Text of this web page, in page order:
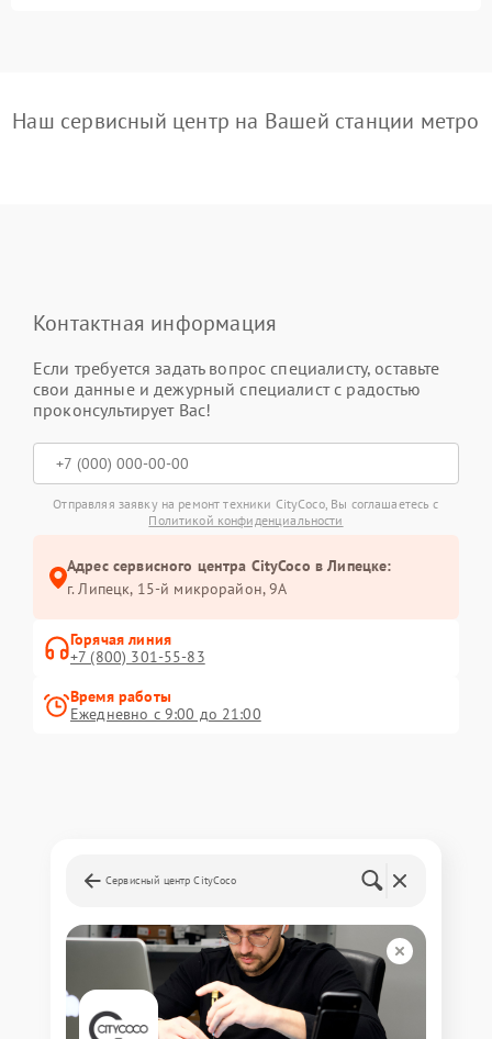
Наш сервисный центр на Вашей станции метро
Контактная информация
Если требуется задать вопрос специалисту, оставьте
свои данные и дежурный специалист с радостью
проконсультирует Вас!
Отправляя заявку на ремонт техники CityCoco, Вы соглашаетесь с
Политикой конфиденциальности
Адрес сервисного центра CityCoco в Липецке:
г. Липецк, 15-й микрорайон, 9А
Горячая линия
+7 (800) 301-55-83
Время работы
Ежедневно с 9:00 до 21:00
Сервисный центр CityCoco